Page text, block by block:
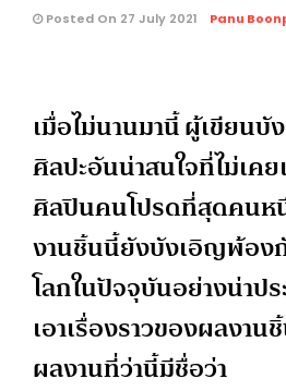
Posted On 27 July 2021 Panu
เมื่อไม่นานมานี้ ผู้เขียน
ศิลปะอันน่าสนใจที่ไม่เค
ศิลปินคนโปรดที่สุดคน
งานชิ้นนี้ยังบังเอิญพ้อง
โลกในปัจจุบันอย่างน่าป
เอาเรื่องราวของผลงา
ผลงานที่ว่านี้มีชื่อว่า